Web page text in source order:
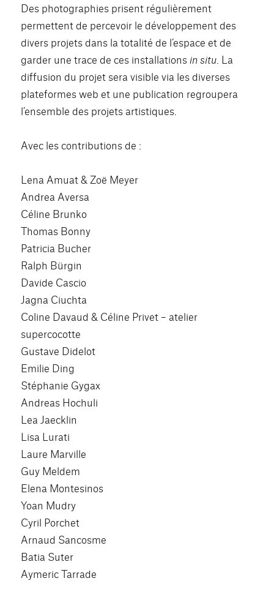
Des photographies prisent régulièrement
permettent de percevoir le développement des
divers projets dans la totalité de l’espace et de
garder une trace de ces installations in situ . La
diffusion du projet sera visible via les diverses
plateformes web et une publication regroupera
l’ensemble des projets artistiques.
Avec les contributions de :
Lena Amuat & Zoë Meyer
Andrea Aversa
Céline Brunko
Thomas Bonny
Patricia Bucher
Ralph Bürgin
Davide Cascio
Jagna Ciuchta
Coline Davaud & Céline Privet – atelier
supercocotte
Gustave Didelot
Emilie Ding
Stéphanie Gygax
Andreas Hochuli
Lea Jaecklin
Lisa Lurati
Laure Marville
Guy Meldem
Elena Montesinos
Yoan Mudry
Cyril Porchet
Arnaud Sancosme
Batia Suter
Aymeric Tarrade